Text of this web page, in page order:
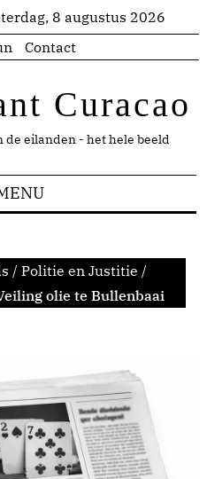
8 augustus 2026
Contact
Curacao
de eilanden - het hele beeld
/ Politie en Justitie /
olie te Bullenbaai